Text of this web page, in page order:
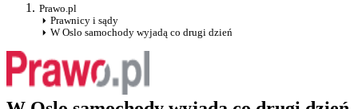
Prawo.pl
Prawnicy i sądy
W Oslo samochody wyjadą co drugi dzień